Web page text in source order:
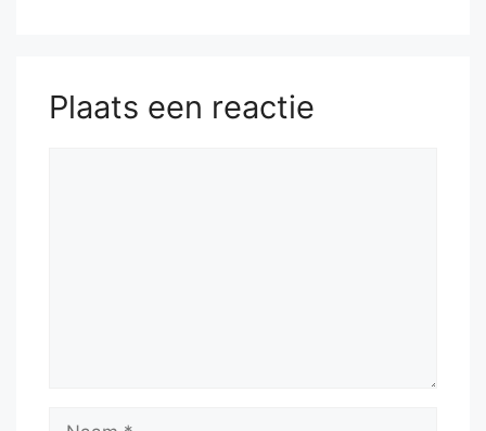
Plaats een reactie
Naam